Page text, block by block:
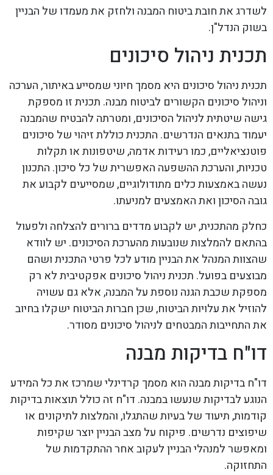
לשדרג את חובת ביטוח המבנה ולחזק את מעמדו של הבניין
בשוק הנדל"ן.
תכנית ניהול סיכונים
תכנית ניהול סיכונים היא מסמך חיוני שמסייע באיתור, הערכה
וניהול סיכונים הקשורים לביטוח מבנה. תכנית זו מספקת
גישה שיטתית לניהול הסיכונים, ומטרתה להבטיח שהמבנה
יעמוד בתנאים הנדרשים. התכנית כוללת זיהוי של סיכונים
פוטנציאליים, כמו רעידות אדמה, שיטפונות או תקלות
טכניות, והערכת ההשפעה האפשרית של כל סיכון. התכנון
נעשה באמצעות כלים מתודולוגיים, שמסייעים לקבוע את
גובה הסיכון ואת האמצעים למניעתו.
כחלק מהתכנית, יש לקבוע מדדים ברורים להצלחה ולפעול
בהתאם להמלצות שנובעות מהערכת הסיכונים. יש לוודא
שהצוות המנהל את הבניין מודע לכל פרטי התכנית ושהם
מבוצעים בפועל. תכנית ניהול סיכונים אפקטיבית לא רק
מספקת שכבת הגנה נוספת על המבנה, אלא גם עשויה
להוזיל את עלויות הביטוח, שכן חברות הביטוח ישקלו בחיוב
את התחייבות המבטחים לניהול סיכונים מסודר.
דו"ח בדיקות מבנה
דו"ח בדיקות מבנה הוא מסמך קרדינלי שמרכז את כל המידע
הנוגע לבדיקות שנעשו במבנה. דו"ח זה כולל תוצאות בדיקות
קודמות, תיעוד של בעיות שהתגלו, והמלצות לתיקונים או
שיפוצים נדרשים. פיקוח על מצב הבניין יוצר שקיפות
ומאפשר למנהלי הבניין לעקוב אחר ההתקדמות של
התחזוקה.